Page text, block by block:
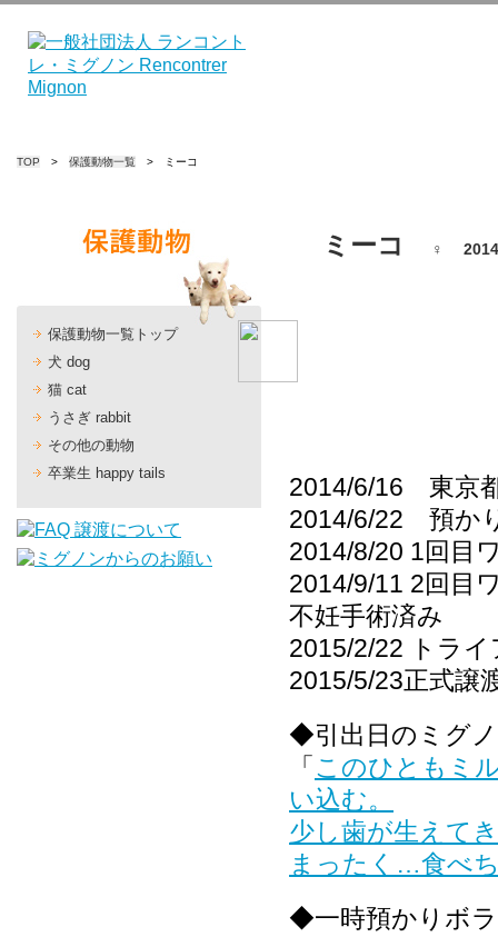
TOP > 保護動物一覧 > ミーコ
保護動物一覧トップ
犬 dog
猫 cat
うさぎ rabbit
その他の動物
卒業生 happy tails
ミーコ ♀
2014/6/16 東京
2014/6/22 預か
2014/8/20 1回目
2014/9/11 2回目
不妊手術済み
2015/2/22 トラ
2015/5/23正式譲
◆引出日のミグ
「このひともミ
い込む。
少し歯が生えて
まったく…食べ
◆一時預かりボ